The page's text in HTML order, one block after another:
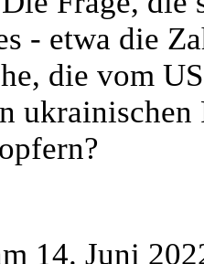
- etwa die
die vom
14. Juni